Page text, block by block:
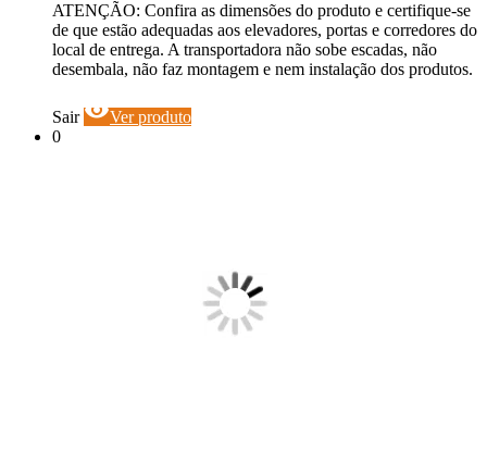
ATENÇÃO: Confira as dimensões do produto e certifique-se
de que estão adequadas aos elevadores, portas e corredores do
local de entrega. A transportadora não sobe escadas, não
desembala, não faz montagem e nem instalação dos produtos.
Sair visibilityVer produto
0